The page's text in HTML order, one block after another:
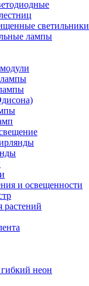
светильники
лампы
и освещенности
неон